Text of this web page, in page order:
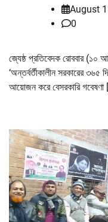
August
0
জ্যেষ্ঠ প্রতিবেদক রোববার (১০
‘অন্তর্বর্তীকালীন সরকারের ৩৬৫
আয়োজন করে বেসরকারি গবেষণা